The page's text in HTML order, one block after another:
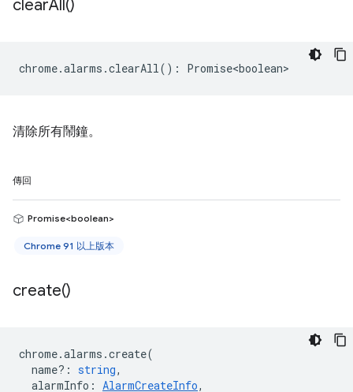
clearAll()
chrome.alarms .clearAll() : Promise<boolean>
清除所有鬧鐘。
傳回
Promise<boolean>
Chrome 91 以上版本
create()
chrome.alarms .create(
name? : string,
alarmInfo : AlarmCreateInfo,